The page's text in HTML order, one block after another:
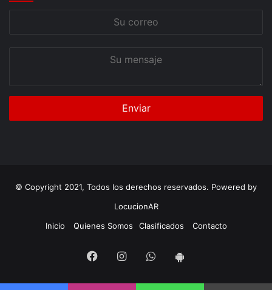
© Copyright 2021, Todos los derechos reservados. Powered by
LocucionAR
Inicio
Quienes Somos Clasificados Contacto
FacebookInstagramWhatsapp
Android